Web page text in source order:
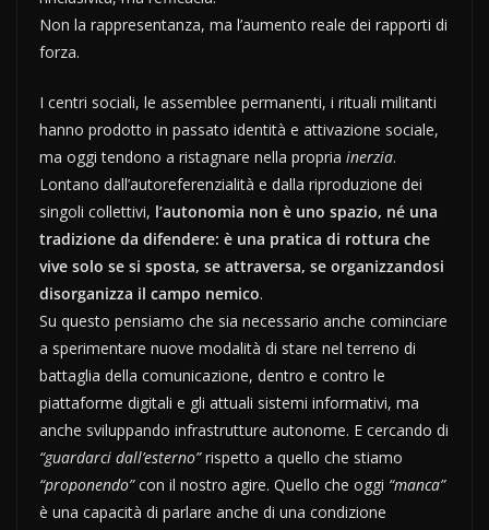
Non la rappresentanza, ma l’aumento reale dei rapporti di
forza.
I centri sociali, le assemblee permanenti, i rituali militanti
hanno prodotto in passato identità e attivazione sociale,
ma oggi tendono a ristagnare nella propria inerzia.
Lontano dall’autoreferenzialità e dalla riproduzione dei
singoli collettivi, l’autonomia non è uno spazio, né una
tradizione da difendere: è una pratica di rottura che
vive solo se si sposta, se attraversa, se organizzandosi
disorganizza il campo nemico.
Su questo pensiamo che sia necessario anche cominciare
a sperimentare nuove modalità di stare nel terreno di
battaglia della comunicazione, dentro e contro le
piattaforme digitali e gli attuali sistemi informativi, ma
anche sviluppando infrastrutture autonome. E cercando di
“guardarci dall’esterno”rispetto a quello che stiamo
“proponendo”con il nostro agire. Quello che oggi “manca”
è una capacità di parlare anche di una condizione